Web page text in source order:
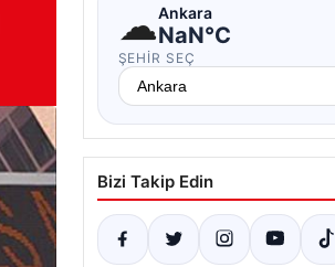
☁Ankara
NaN°C
ŞEHIR SEÇ
Bizi Takip Edin